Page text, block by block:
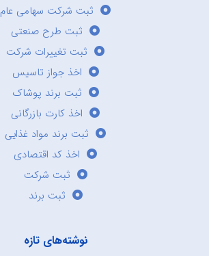
ثبت شرکت سهامی عام
ثبت طرح صنعتی
ثبت تغییرات شرکت
اخذ جواز تاسیس
ثبت برند پوشاک
اخذ کارت بازرگانی
ثبت برند مواد غذایی
اخذ کد اقتصادی
ثبت شرکت
ثبت برند
نوشته‌های تازه